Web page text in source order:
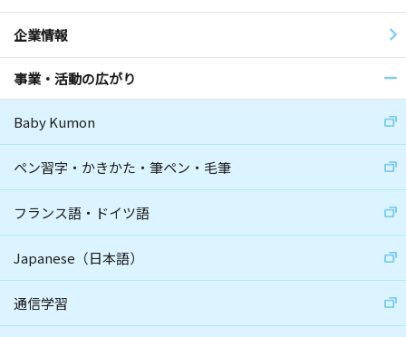
企業情報
事業・活動の広がり
Baby Kumon
ペン習字・かきかた・筆ペン・毛筆
フランス語・ドイツ語
Japanese（日本語）
通信学習